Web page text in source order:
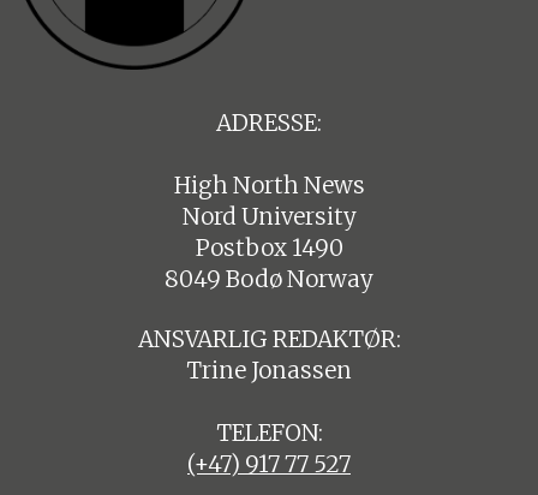
ADRESSE:
High North News
Nord University
Postbox 1490
8049 Bodø Norway
ANSVARLIG REDAKTØR:
Trine Jonassen
TELEFON:
(+47) 917 77 527